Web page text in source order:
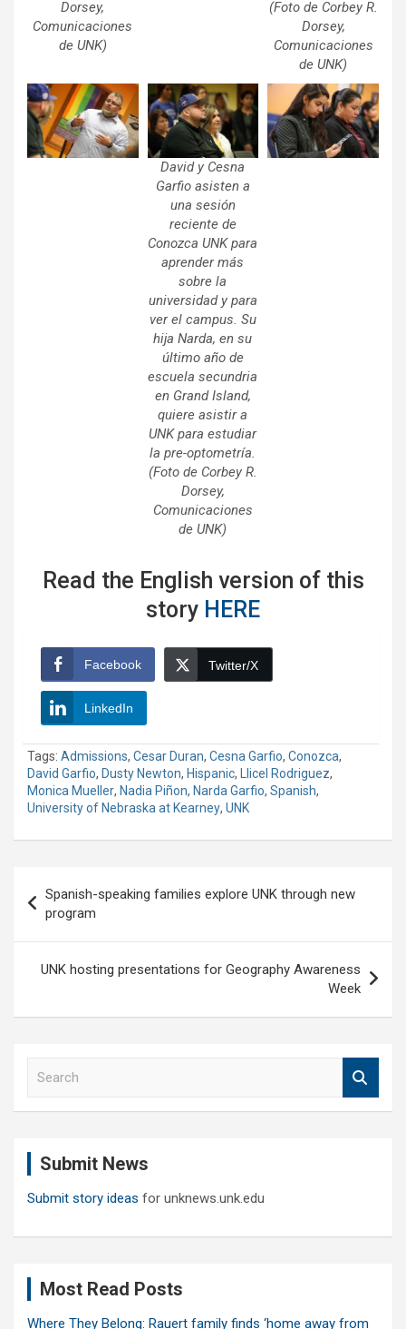
Dorsey,
Comunicaciones
de UNK)
(Foto de Corbey R.
Dorsey,
Comunicaciones
de UNK)
David y Cesna
Garfio asisten a
una sesión
reciente de
Conozca UNK para
aprender más
sobre la
universidad y para
ver el campus. Su
hija Narda, en su
último año de
escuela secundria
en Grand Island,
quiere asistir a
UNK para estudiar
la pre-optometría.
(Foto de Corbey R.
Dorsey,
Comunicaciones
de UNK)
Read the English version of this
story HERE
Facebook Twitter/X
LinkedIn
Tags: Admissions, Cesar Duran, Cesna Garfio, Conozca,
David Garfio, Dusty Newton, Hispanic, Llicel Rodriguez,
Monica Mueller, Nadia Piñon, Narda Garfio, Spanish,
University of Nebraska at Kearney, UNK
navigation
Spanish-speaking families explore UNK through new
program
UNK hosting presentations for Geography Awareness
Week
Submit News
Submit story ideas for unknews.unk.edu
Most Read Posts
Where They Belong: Rauert family finds ‘home away from